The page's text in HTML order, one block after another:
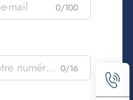
0/100
0/16